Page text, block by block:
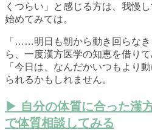
くつらい」と感じる方は、我慢
始めてみては。
「……明日も朝から動き回らな
ら、一度漢方医学の知恵を借り
「今日は、なんだかいつもより
られるかもしれません。
▶ 自分の体質に合った漢
で体質相談してみる